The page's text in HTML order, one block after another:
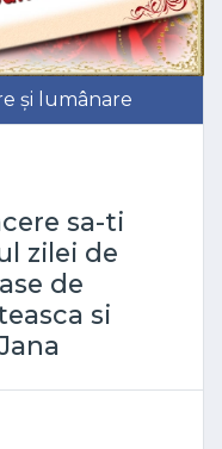
și lumânare
sa-ti
zilei de
de
si